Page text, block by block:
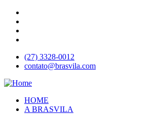
(27) 3328-0012
contato@brasvila.com
HOME
A BRASVILA